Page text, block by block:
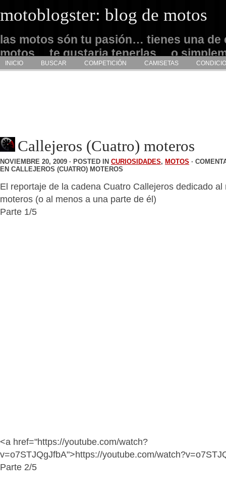
motoblogster: blog de motos
las motos són tu pasión… tienes una de
motos… te gustaria tenerlas… o
admirarlas… este es tu sitio
INICIO BUSCAR COMPETICIÓN CAMISETAS
Callejeros (Cuatro) moteros
NOVIEMBRE 20, 2009 · POSTED IN CURIOSIDADES, MOTOS ·
EN CALLEJEROS (CUATRO) MOTEROS
El reportaje de la cadena Cuatro Callejeros dedicado al
moteros (o al menos a una parte de él)
Parte 1/5
<a href="https://youtube.com/watch?
v=o7STJQgJfbA">https://youtube.com/
Parte 2/5